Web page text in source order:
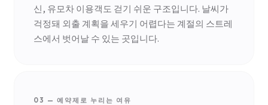
신, 유모차 이용객도 걷기 쉬운 구조입니다. 날씨가
걱정돼 외출 계획을 세우기 어렵다는 계절의 스트레
스에서 벗어날 수 있는 곳입니다.
03 — 예약제로 누리는 여유